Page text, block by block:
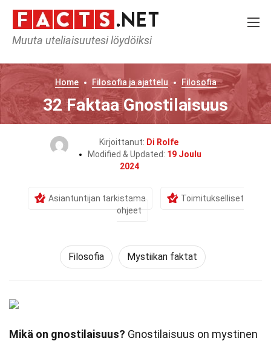
Muuta uteliaisuutesi löydöiksi
Home Filosofia ja ajattelu Filosofia
32 Faktaa Gnostilaisuus
Kirjoittanut: Di Rolfe
Modified & Updated: 19 Joulu
2024
Asiantuntijan tarkistama
Toimitukselliset
ohjeet
Filosofia Mystiikan faktat
Mikä on gnostilaisuus? Gnostilaisuus on mystinen